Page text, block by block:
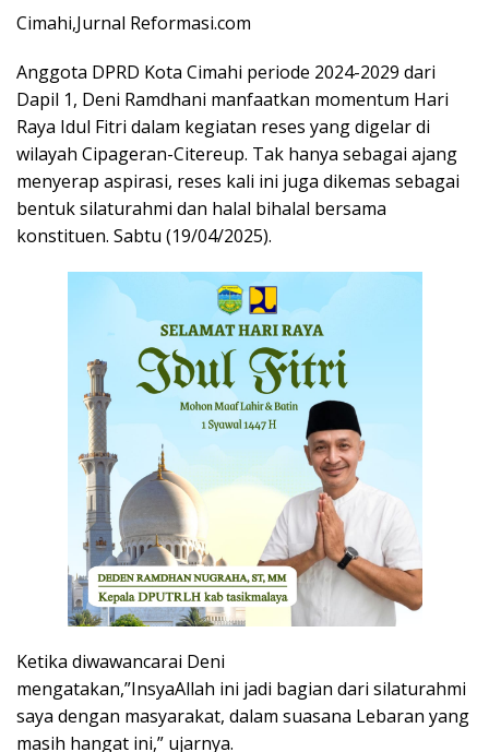
Cimahi,Jurnal Reformasi.com
Anggota DPRD Kota Cimahi periode 2024-2029 dari
Dapil 1, Deni Ramdhani manfaatkan momentum Hari
Raya Idul Fitri dalam kegiatan reses yang digelar di
wilayah Cipageran-Citereup. Tak hanya sebagai ajang
menyerap aspirasi, reses kali ini juga dikemas sebagai
bentuk silaturahmi dan halal bihalal bersama
konstituen. Sabtu (19/04/2025).
Ketika diwawancarai Deni
mengatakan,”InsyaAllah ini jadi bagian dari silaturahmi
saya dengan masyarakat, dalam suasana Lebaran yang
masih hangat ini,” ujarnya.